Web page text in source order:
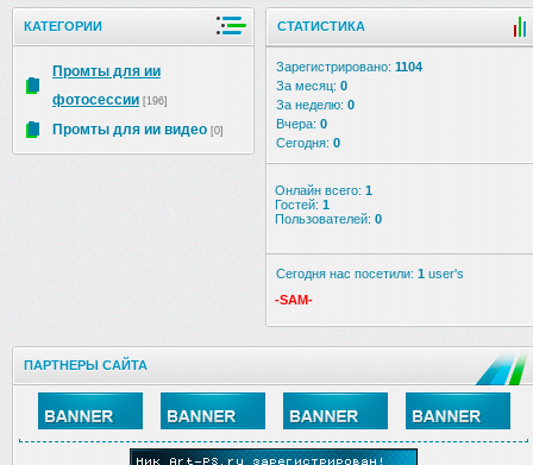
КАТЕГОРИИ
Промты для ии
фотосессии [196]
Промты для ии видео [0]
СТАТИСТИКА
Зарегистрировано: 1104
За месяц: 0
За неделю: 0
Вчера: 0
Сегодня: 0
Онлайн всего: 1
Гостей: 1
Пользователей: 0
Сегодня нас посетили: 1 user's
-SAM-
ПАРТНЕРЫ САЙТА